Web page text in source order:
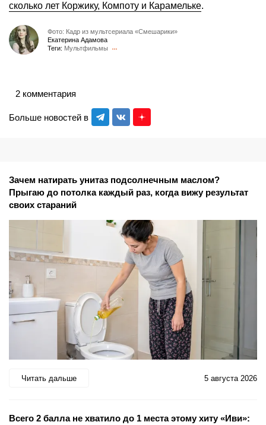
сколько лет Коржику, Компоту и Карамельке.
Фото: Кадр из мультсериала «Смешарики»
Екатерина Адамова
Теги: Мультфильмы
Больше новостей в
2 комментария
Зачем натирать унитаз подсолнечным маслом?
Прыгаю до потолка каждый раз, когда вижу результат
своих стараний
Читать дальше 5 августа 2026
Всего 2 балла не хватило до 1 места этому хиту «Иви»: